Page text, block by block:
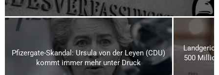
Pfizergate-Skandal: Ursula von der Leyen (CDU)
kommt immer mehr unter Druck
500